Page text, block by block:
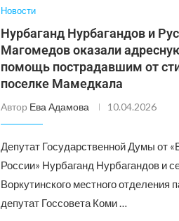
Новости
Нурбаганд Нурбагандов и
Магомедов оказали
помощь пострадавшим от
поселке Мамедкала
Автор Ева Адамова 10.04.2026
Депутат Государственной Думы от
России» Нурбаганд Нурбагандов и
Воркутинского местного отделения
депутат Госсовета Коми …